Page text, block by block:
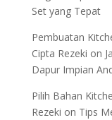
Set yang Tepat
Pembuatan
Cipta Rezeki on
Dapur Impian
Pilih Bahan
Rezeki on Tips